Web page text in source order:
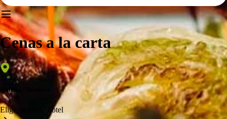
Cenas a la carta
Hoteles / Destinos
Elige destino / hotel